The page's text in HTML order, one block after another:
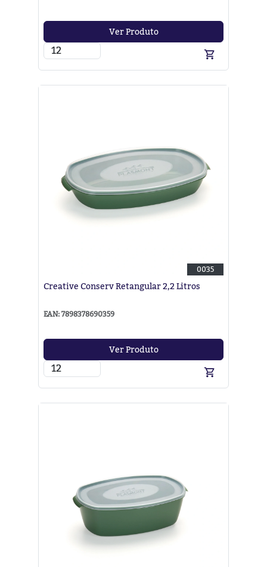
Ver Produto
0035
Creative Conserv Retangular 2,2 Litros
EAN: 7898378690359
Ver Produto